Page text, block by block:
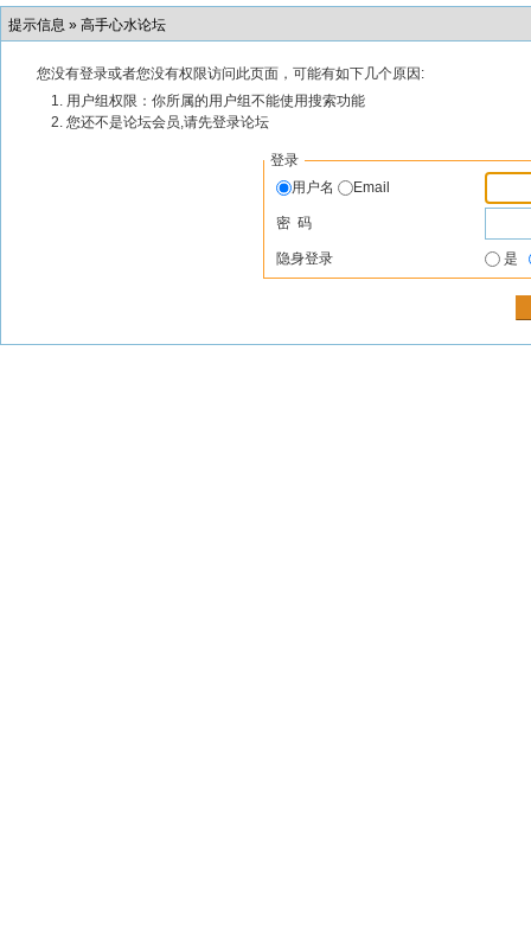
提示信息 » 高手心水论坛
您没有登录或者您没有权限访问此页面，可能有如下几个原因:
用户组权限：你所属的用户组不能使用搜索功能
您还不是论坛会员,请先登录论坛
登录
用户名
Email
密 码
隐身登录 是